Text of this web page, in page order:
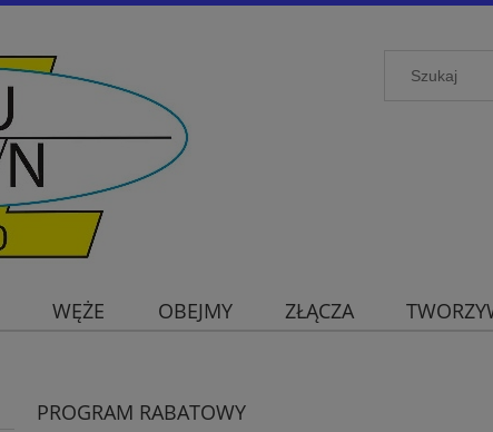
WĘŻE OBEJMY ZŁĄCZA
PROGRAM RABATOWY